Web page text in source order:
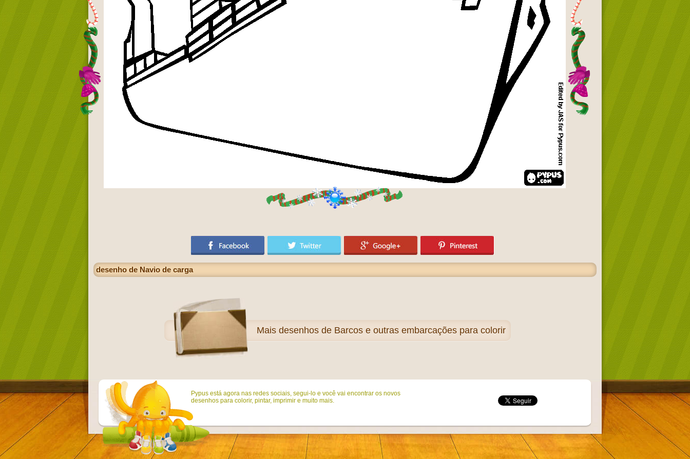
desenho de Navio de carga
Mais desenhos de Barcos e outras embarcações para colorir
Pypus está agora nas redes sociais, segui-lo e você vai encontrar os novos
desenhos para colorir, pintar, imprimir e muito mais.